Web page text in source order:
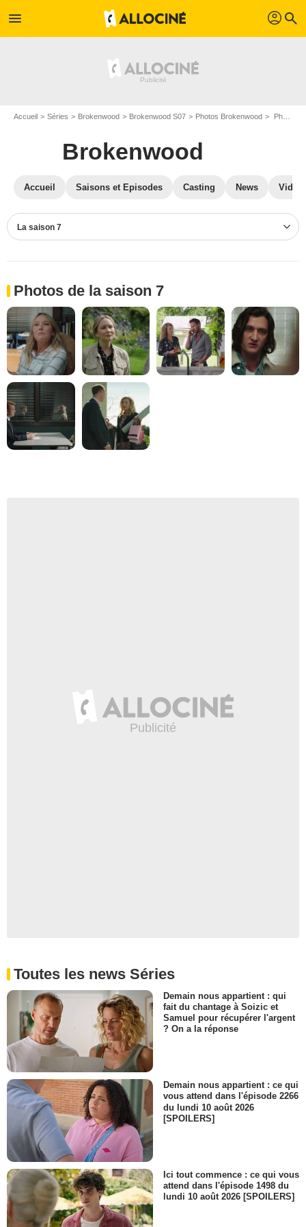
menu profil search
Accueil Séries Brokenwood Brokenwood S07 Photos Brokenwood Photos Brokenwood S07
Brokenwood
Accueil Saisons et Episodes Casting News
La saison 7
Photos de la saison 7
Toutes les news Séries
Demain nous appartient : qui
fait du chantage à Soizic et
Samuel pour récupérer l'argent
? On a la réponse
Demain nous appartient : ce qui
vous attend dans l'épisode 2266
du lundi 10 août 2026
[SPOILERS]
Ici tout commence : ce qui vous
attend dans l'épisode 1498 du
lundi 10 août 2026 [SPOILERS]